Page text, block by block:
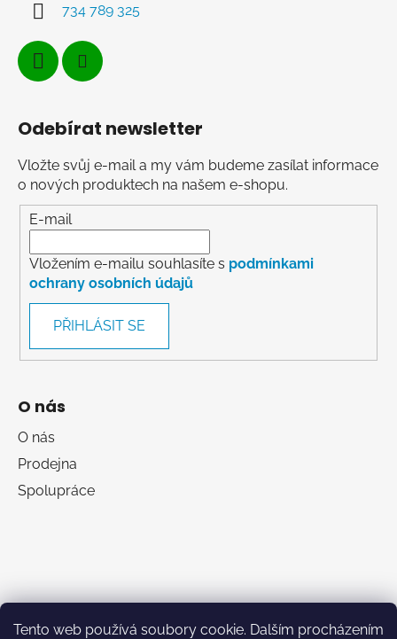
Tento web používá soubory cookie. Dalším procházením
734 789 325
Odebírat newsletter
Vložte svůj e-mail a my vám budeme zasílat informace
o nových produktech na našem e-shopu.
E-mail
Vložením e-mailu souhlasíte s podmínkami
ochrany osobních údajů
PŘIHLÁSIT SE
O nás
O nás
Prodejna
Spolupráce